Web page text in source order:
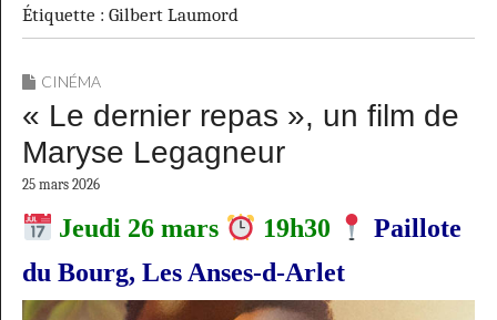
Étiquette : Gilbert Laumord
CINÉMA
« Le dernier repas », un film de
Maryse Legagneur
25 mars 2026
Jeudi 26 mars 19h30
Paillote
du Bourg, Les Anses-d-Arlet